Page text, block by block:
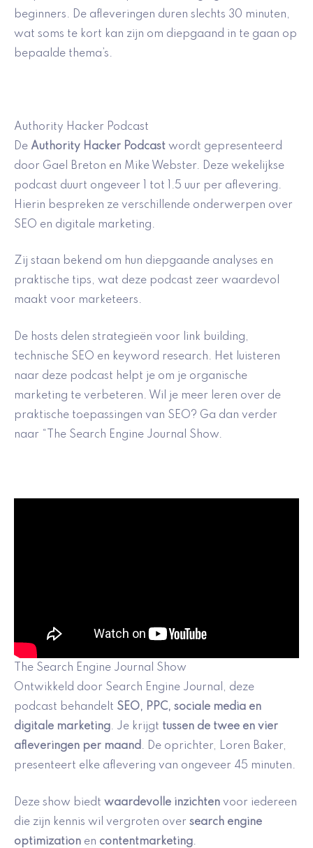
beginners. De afleveringen duren slechts 30 minuten,
wat soms te kort kan zijn om diepgaand in te gaan op
bepaalde thema’s.
Authority Hacker Podcast
De Authority Hacker Podcast wordt gepresenteerd
door Gael Breton en Mike Webster. Deze wekelijkse
podcast duurt ongeveer 1 tot 1.5 uur per aflevering.
Hierin bespreken ze verschillende onderwerpen over
SEO en digitale marketing.
Zij staan bekend om hun diepgaande analyses en
praktische tips, wat deze podcast zeer waardevol
maakt voor marketeers.
De hosts delen strategieën voor link building,
technische SEO en keyword research. Het luisteren
naar deze podcast helpt je om je organische
marketing te verbeteren. Wil je meer leren over de
praktische toepassingen van SEO? Ga dan verder
naar “The Search Engine Journal Show.
The Search Engine Journal Show
Ontwikkeld door Search Engine Journal, deze
podcast behandelt SEO, PPC, sociale media en
digitale marketing. Je krijgt tussen de twee en vier
afleveringen per maand . De oprichter, Loren Baker,
presenteert elke aflevering van ongeveer 45 minuten.
Deze show biedt waardevolle inzichten voor iedereen
die zijn kennis wil vergroten over search engine
optimization en contentmarketing.